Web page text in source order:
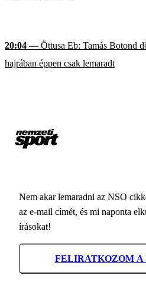
20:04 — Öttusa Eb: Tamás Botond
hajrában éppen csak lemaradt
Nem akar lemaradni az NSO
az e-mail címét, és mi naponta
írásokat!
FELIRATKOZOM